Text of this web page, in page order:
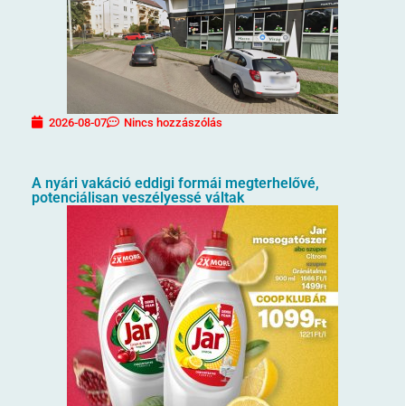
2026-08-07 Nincs hozzászólás
A nyári vakáció eddigi formái megterhelővé,
potenciálisan veszélyessé váltak